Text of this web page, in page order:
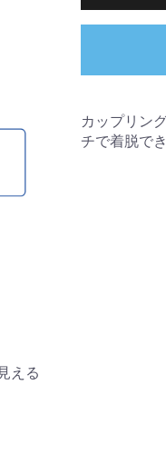
える
カップリン
チで着脱で